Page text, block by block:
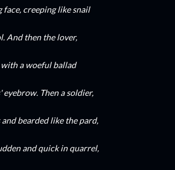
creeping like snail
And then the lover,
a woeful ballad
eyebrow. Then a soldier,
bearded like the pard,
and quick in quarrel,